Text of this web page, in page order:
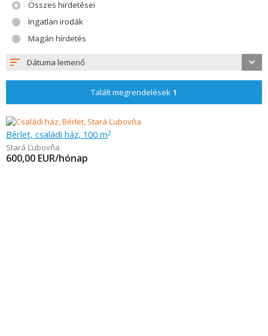
Összes hirdetései
Ingatlan irodák
Magán hírdetés
Dátuma lemenő
Talált megrendelések 1
Bérlet, családi ház, 100 m2
Stará Ľubovňa
600,00 EUR/hónap